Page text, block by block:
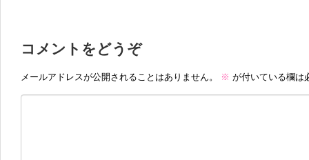
コメントをどうぞ
メールアドレスが公開されることはありません。 ※ が付いている欄は